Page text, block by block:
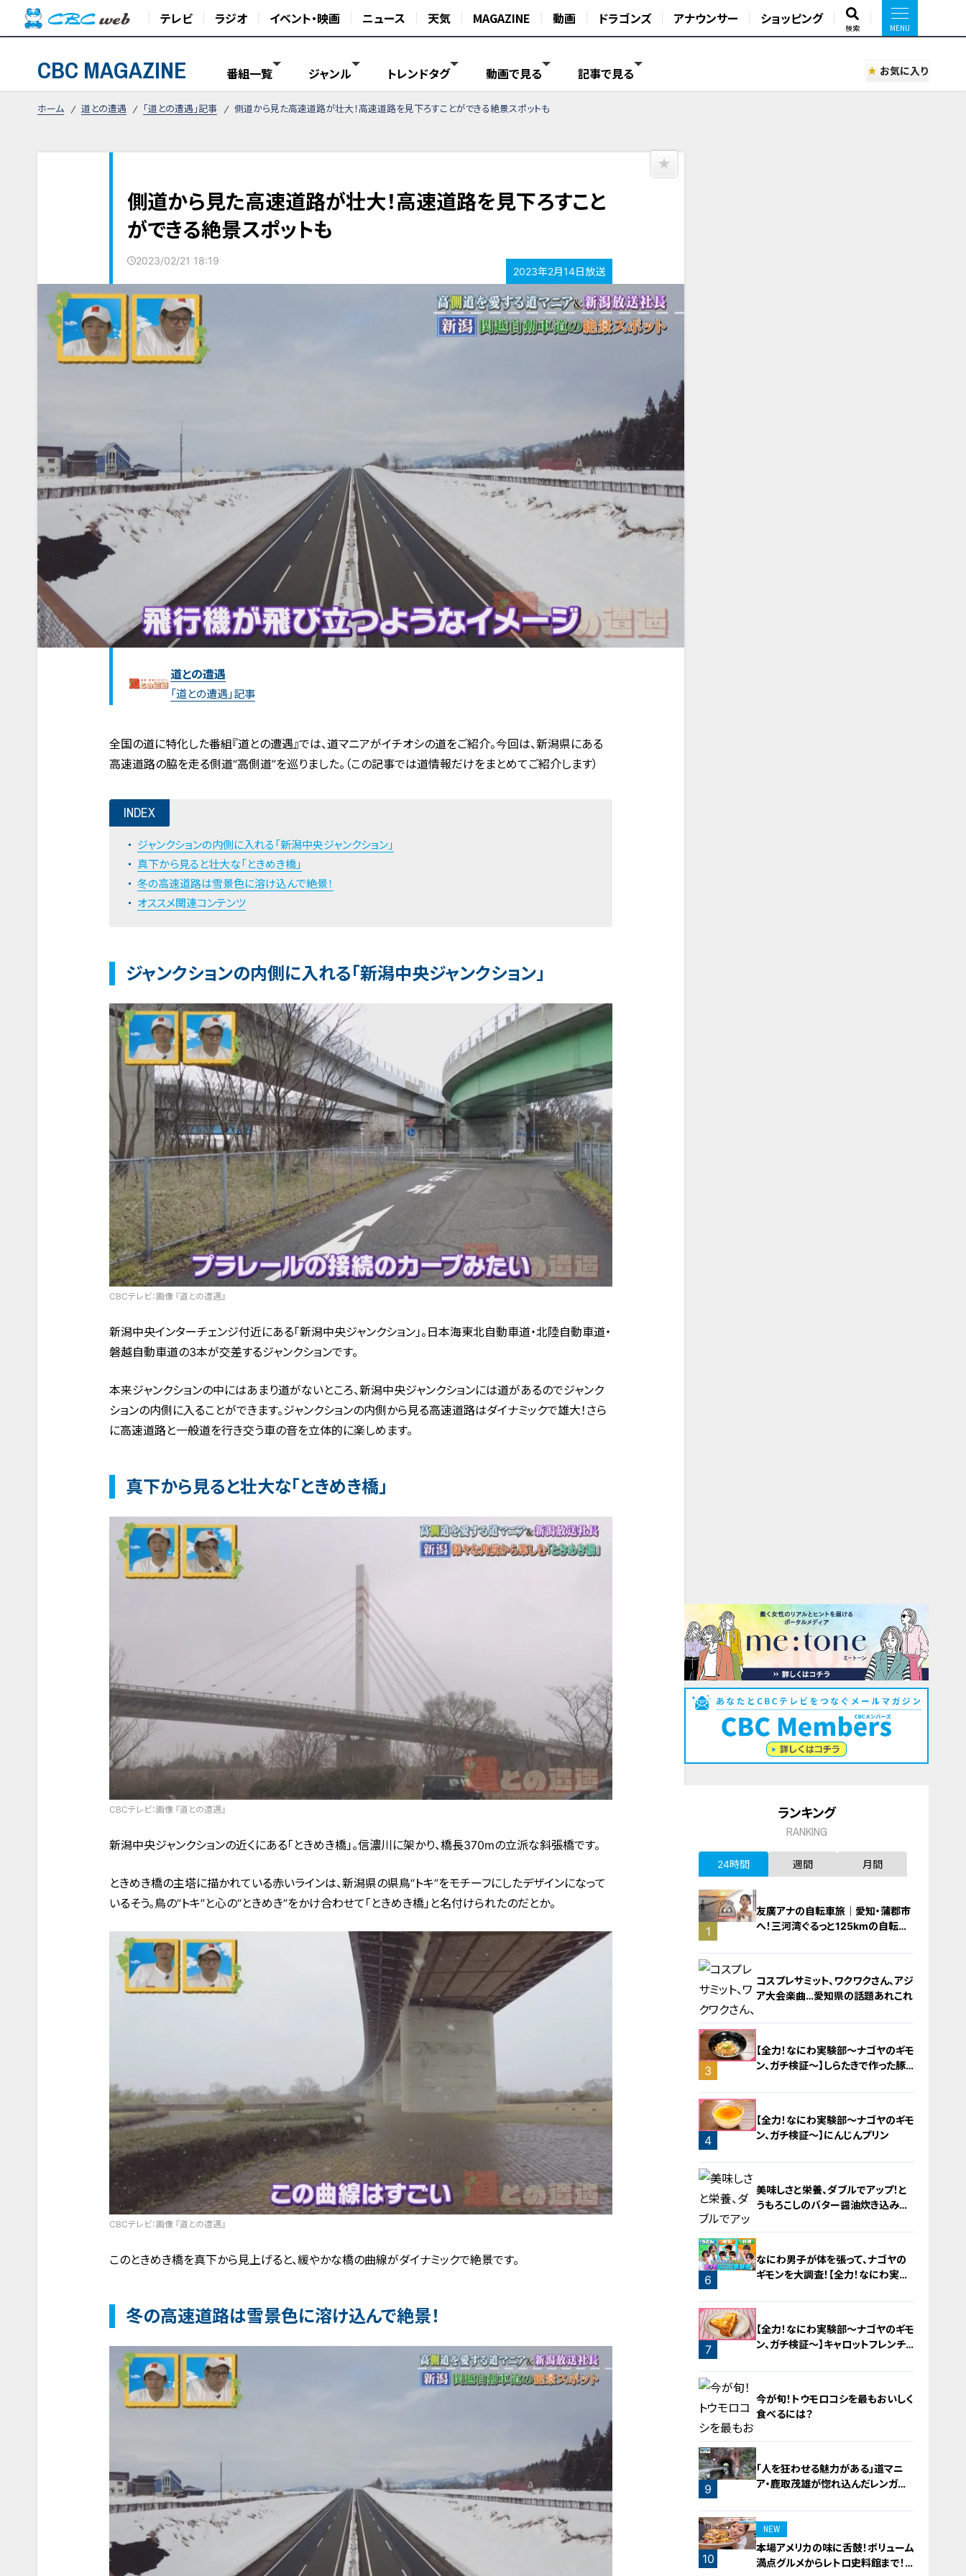
テレビ ラジオ イベント・映画 ニュース 天気 MAGAZINE 動画 ドラゴンズ アナウンサー ショッピング
検索
CBC MAGAZINE 番組一覧 ジャンル トレンドタグ 動画で見る 記事で見る お気に入り
ホーム 道との遭遇 「道との遭遇」記事 側道から見た高速道路が壮大！高速道路を見下ろすことができる絶景スポットも
側道から見た高速道路が壮大！高速道路を見下ろすこと
ができる絶景スポットも
2023/02/21 18:19
2023年2月14日放送
道との遭遇
「道との遭遇」記事
全国の道に特化した番組『道との遭遇』では、道マニアがイチオシの道をご紹介。今回は、新潟県にある
高速道路の脇を走る側道“高側道”を巡りました。（この記事では道情報だけをまとめてご紹介します）
INDEX
ジャンクションの内側に入れる「新潟中央ジャンクション」
真下から見ると壮大な「ときめき橋」
冬の高速道路は雪景色に溶け込んで絶景！
オススメ関連コンテンツ
ジャンクションの内側に入れる「新潟中央ジャンクション」
CBCテレビ：画像 『道との遭遇』
新潟中央インターチェンジ付近にある「新潟中央ジャンクション」。日本海東北自動車道・北陸自動車道・
磐越自動車道の3本が交差するジャンクションです。
本来ジャンクションの中にはあまり道がないところ、新潟中央ジャンクションには道があるのでジャンク
ションの内側に入ることができます。ジャンクションの内側から見る高速道路はダイナミックで雄大！さら
に高速道路と一般道を行き交う車の音を立体的に楽しめます。
真下から見ると壮大な「ときめき橋」
CBCテレビ：画像 『道との遭遇』
新潟中央ジャンクションの近くにある「ときめき橋」。信濃川に架かり、橋長370mの立派な斜張橋です。
ときめき橋の主塔に描かれている赤いラインは、新潟県の県鳥“トキ”をモチーフにしたデザインになって
いるそう。鳥の“トキ”と心の“ときめき”をかけ合わせて「ときめき橋」と名付けられたのだとか。
CBCテレビ：画像 『道との遭遇』
このときめき橋を真下から見上げると、緩やかな橋の曲線がダイナミックで絶景です。
冬の高速道路は雪景色に溶け込んで絶景！
ランキング
RANKING
24時間 週間 月間
1
友廣アナの自転車旅｜愛知・蒲郡市
へ！三河湾ぐるっと125kmの自転車
2
コスプレサミット、ワクワクさん、アジ
ア大会楽曲…愛知県の話題あれこれ
3
【全力！なにわ実験部～ナゴヤのギモ
ン、ガチ検証～】しらたきで作った豚
4
【全力！なにわ実験部～ナゴヤのギモ
ン、ガチ検証～】にんじんプリン
5
美味しさと栄養、ダブルでアップ！と
うもろこしのバター醤油炊き込みご
6
なにわ男子が体を張って、ナゴヤの
ギモンを大調査！【全力！なにわ実験
7
【全力！なにわ実験部～ナゴヤのギモ
ン、ガチ検証～】キャロットフレンチ
8
今が旬！トウモロコシを最もおいしく
食べるには？
9
「人を狂わせる魅力がある」道マニ
ア・鹿取茂雄が惚れ込んだレンガの
10
NEW
本場アメリカの味に舌鼓！ボリューム
満点グルメからレトロ史料館まで！